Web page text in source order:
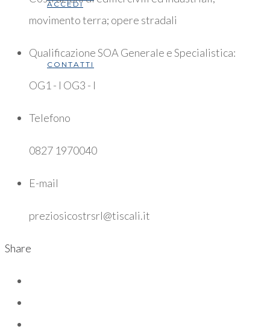
ACCEDI
CONTATTI
movimento terra; opere stradali
Qualificazione SOA Generale e Specialistica:
OG1 - I OG3 - I
Telefono
0827 1970040
E-mail
preziosicostrsrl@tiscali.it
Share